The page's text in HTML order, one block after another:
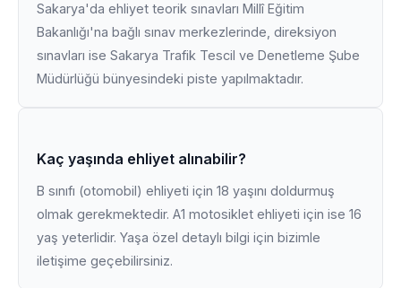
Sakarya'da ehliyet teorik sınavları Millî Eğitim
Bakanlığı'na bağlı sınav merkezlerinde, direksiyon
sınavları ise Sakarya Trafik Tescil ve Denetleme Şube
Müdürlüğü bünyesindeki piste yapılmaktadır.
Kaç yaşında ehliyet alınabilir?
B sınıfı (otomobil) ehliyeti için 18 yaşını doldurmuş
olmak gerekmektedir. A1 motosiklet ehliyeti için ise 16
yaş yeterlidir. Yaşa özel detaylı bilgi için bizimle
iletişime geçebilirsiniz.